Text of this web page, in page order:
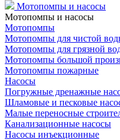
Мотопомпы и насосы
Мотопомпы и насосы
Мотопомпы
Мотопомпы для чистой
Мотопомпы для грязной
Мотопомпы большой
Мотопомпы пожарные
Насосы
Погружные дренажные
Шламовые и песковые
Малые переносные
Канализационные насосы
Насосы инъекционные